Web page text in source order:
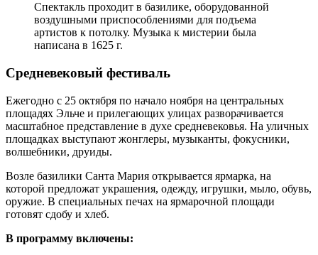
Спектакль проходит в базилике, оборудованной
воздушными приспособлениями для подъема
артистов к потолку. Музыка к мистерии была
написана в 1625 г.
Средневековый фестиваль
Ежегодно с 25 октября по начало ноября на центральных
площадях Эльче и прилегающих улицах разворачивается
масштабное представление в духе средневековья. На уличных
площадках выступают жонглеры, музыканты, фокусники,
волшебники, друиды.
Возле базилики Санта Мария открывается ярмарка, на
которой предложат украшения, одежду, игрушки, мыло, обувь,
оружие. В специальных печах на ярмарочной площади
готовят сдобу и хлеб.
В программу включены: